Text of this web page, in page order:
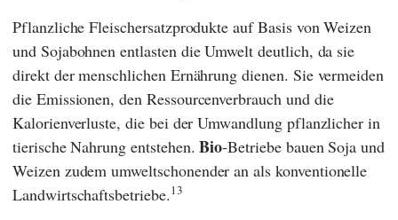
Pflanzliche Fleischersatzprodukte auf Basis von Weizen
und Sojabohnen entlasten die Umwelt deutlich, da sie
direkt der menschlichen Ernährung dienen. Sie vermeiden
die Emissionen, den Ressourcenverbrauch und die
Kalorienverluste, die bei der Umwandlung pflanzlicher in
tierische Nahrung entstehen.Bio-Betriebe bauen Soja und
Weizen zudem umweltschonender an als konventionelle
Landwirtschaftsbetriebe.13